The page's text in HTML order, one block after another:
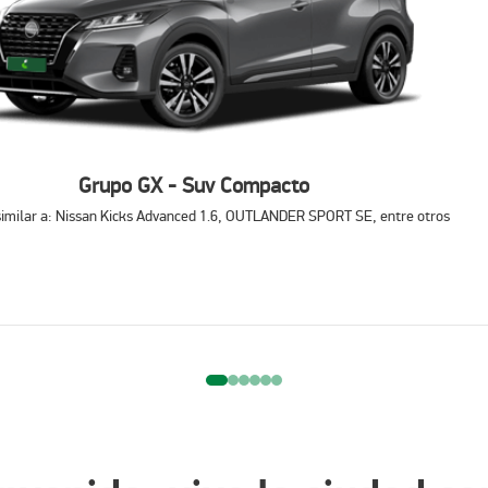
ideal en nuestra plataforma.
y seguro.
viaje en Oaxaca con total libertad!
llena de historia.
con una rica oferta cultural y
Grupo GX - Suv Compacto
a: Nissan Kicks Advanced 1.6, OUTLANDER SPORT SE, entre otros